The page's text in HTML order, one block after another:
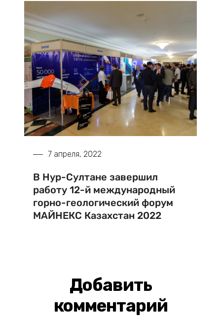
7 апреля, 2022
В Нур-Султане завершил
работу 12-й международный
горно-геологический форум
МАЙНЕКС Казахстан 2022
Добавить
комментарий